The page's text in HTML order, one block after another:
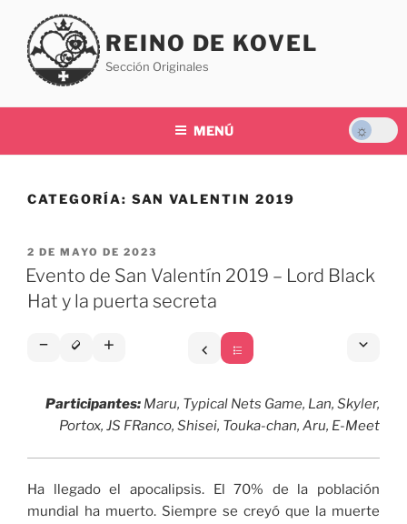
contenido
REINO DE KOVEL
Sección Originales
MENÚ
CATEGORÍA: SAN VALENTIN 2019
PUBLICADO
EL
2 DE MAYO DE 2023
Evento de San Valentín 2019 – Lord Black
Hat y la puerta secreta
Participantes: Maru, Typical Nets Game, Lan, Skyler,
Portox, JS FRanco, Shisei, Touka-chan, Aru, E-Meet
Ha llegado el apocalipsis. El 70% de la población
mundial ha muerto. Siempre se creyó que la muerte